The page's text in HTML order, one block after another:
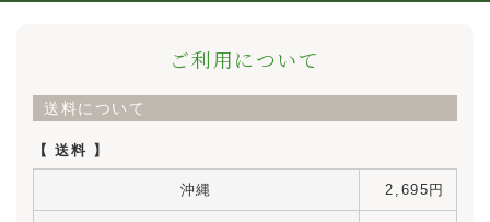
ご利用について
送料について
【 送料 】
沖縄 2,695円